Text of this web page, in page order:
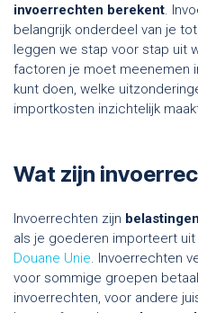
invoerrechten berekent .
belangrijk onderdeel van je
leggen we stap voor stap uit
factoren je moet meenemen
kunt doen, welke
importkosten inzichtelijk
Wat zijn
Invoerrechten zijn
als je goederen importeert
Douane Unie . Invoerrechten
voor sommige groepen
invoerrechten, voor andere